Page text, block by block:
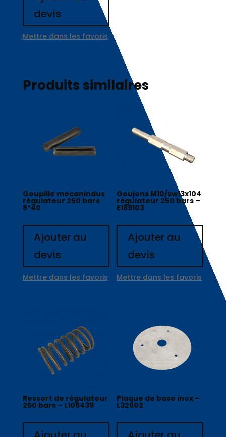
devis
Mettre dans les favoris
Produits similaires
Goupille mecanindus
régulateur 250 bars
8*40
Ajouter au
devis
Mettre dans les favoris
Goujons M10/sw13x104
régulateur 250 bars –
E189103
Ajouter au
devis
Mettre dans les favoris
Ressort de régulateur
250 bars – L105439
Plaque de base inox –
L32602